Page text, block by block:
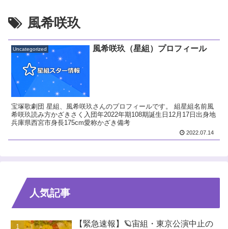
風希咲玖
Uncategorized 風希咲玖（星組）プロフィール
宝塚歌劇団 星組、風希咲玖さんのプロフィールです。 組星組名前風
希咲玖読み方かざきさく入団年2022年期108期誕生日12月17日出身地
兵庫県西宮市身長175cm愛称かざき備考
2022.07.14
人気記事
【緊急速報】🪐宙組・東京公演中止の